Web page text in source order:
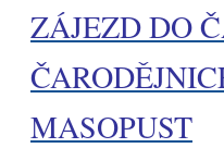
ZÁJEZD DO
MASOPUST